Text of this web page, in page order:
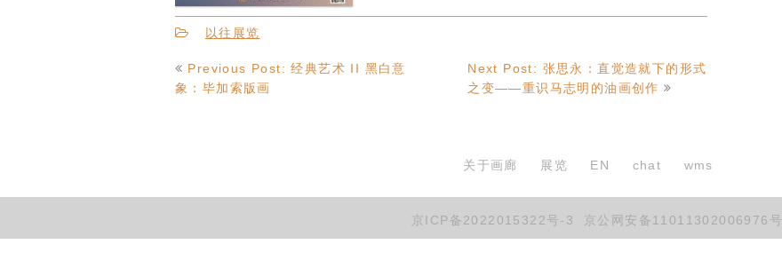
以往展览
文
章
导
Previous Post: 经典艺术 II 黑白意
象：毕加索版画
Next Post: 张思永：直觉造就下的形式
之变——重识马志明的油画创作
关于画廊 展览 EN chat wms
京ICP备2022015322号-3 京公网安备11011302006976号